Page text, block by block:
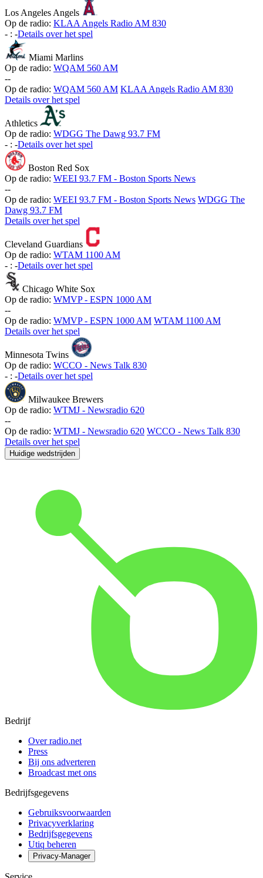
Los Angeles Angels
Op de radio: KLAA Angels Radio AM 830
- : -Details over het spel
Miami Marlins
Op de radio: WQAM 560 AM
--
Op de radio: WQAM 560 AM KLAA Angels Radio AM 830
Details over het spel
Athletics
Op de radio: WDGG The Dawg 93.7 FM
- : -Details over het spel
Boston Red Sox
Op de radio: WEEI 93.7 FM - Boston Sports News
--
Op de radio: WEEI 93.7 FM - Boston Sports News WDGG The
Dawg 93.7 FM
Details over het spel
Cleveland Guardians
Op de radio: WTAM 1100 AM
- : -Details over het spel
Chicago White Sox
Op de radio: WMVP - ESPN 1000 AM
--
Op de radio: WMVP - ESPN 1000 AM WTAM 1100 AM
Details over het spel
Minnesota Twins
Op de radio: WCCO - News Talk 830
- : -Details over het spel
Milwaukee Brewers
Op de radio: WTMJ - Newsradio 620
--
Op de radio: WTMJ - Newsradio 620 WCCO - News Talk 830
Details over het spel
Huidige wedstrijden
Bedrijf
Over radio.net
Press
Bij ons adverteren
Broadcast met ons
Bedrijfsgegevens
Gebruiksvoorwaarden
Privacyverklaring
Bedrijfsgegevens
Utiq beheren
Privacy-Manager